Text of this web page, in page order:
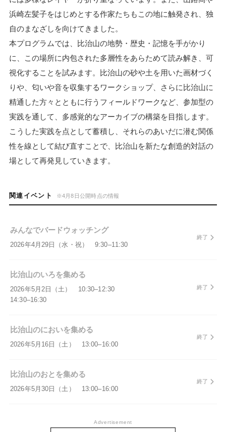
浜崎左髪子をはじめとする作家たちもこの地に触発され、独
自のまなざしを向けてきました。
本プログラムでは、比治山の地勢・歴史・記憶を手がかり
に、この場所に内包された多層性をあらためて読み解き、可
視化することを試みます。比治山の砂や土を用いた画材づく
りや、匂いや音を収集するワークショップ、さらに比治山に
精通した方々とともに行うフィールドワークなど、参加型の
実践を通して、多感覚的なアーカイブの構築を目指します。
こうした実践を点として蓄積し、それらのあいだに潜む関係
性を線として結び直すことで、比治山を新たな創造的対話の
場として再発見していきます。
関連イベント ※4月8日公開時点の情報
みんなでバードウォッチング
2026年4月29日（水・祝） 9:30–11:30
終了
比治山のいろを集める
2026年5月2日（土） 10:30–12:30
14:30–16:30
終了
比治山のにおいを集める
2026年5月16日（土） 13:00–16:00
終了
比治山のおとを集める
2026年5月30日（土） 13:00–16:00
終了
Advertisement